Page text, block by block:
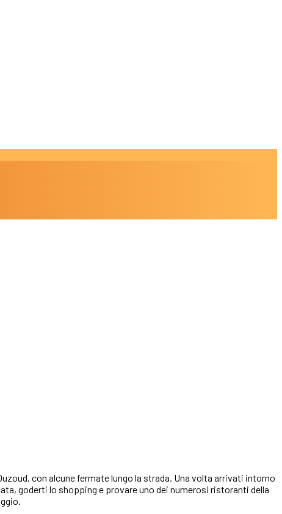
con alcune fermate lungo la strada. Una volta arrivati intorno
goderti lo shopping e provare uno dei numerosi ristoranti della